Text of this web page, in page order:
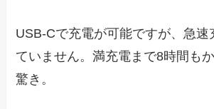
USB-Cで充電が可能ですが、急速
ていません。満充電まで8時間も
驚き。